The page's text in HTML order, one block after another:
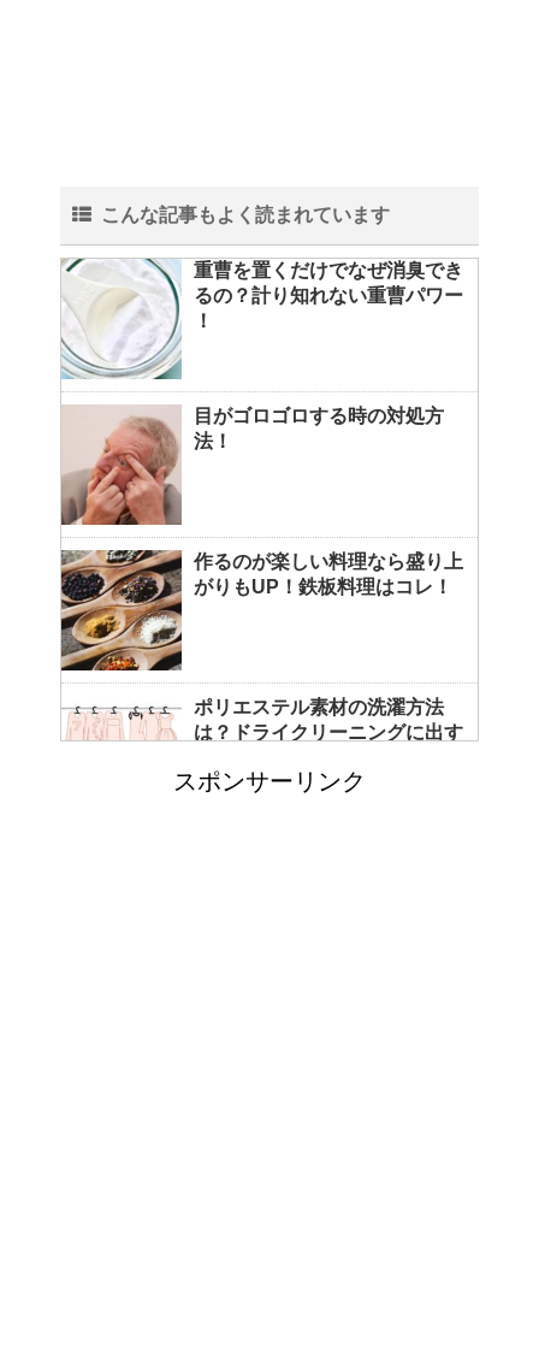
こんな記事もよく読まれています
重曹を置くだけでなぜ消臭でき
るの？計り知れない重曹パワー
！
目がゴロゴロする時の対処方
法！
作るのが楽しい料理なら盛り上
がりもUP！鉄板料理はコレ！
ポリエステル素材の洗濯方法
は？ドライクリーニングに出す
スポンサーリンク